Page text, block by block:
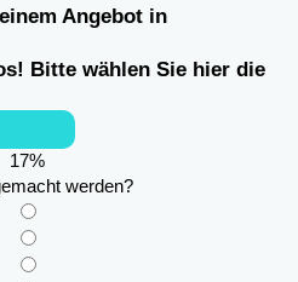
Angebot in
Bitte wählen Sie hier die
17%
werden?